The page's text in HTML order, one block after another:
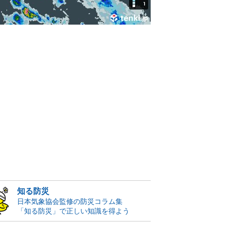
知る防災
日本気象協会監修の防災コラム集
「知る防災」で正しい知識を得よう